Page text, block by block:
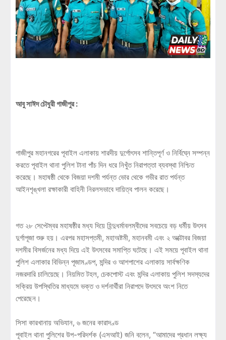
আবু সাঈদ চৌধুরী গাজীপুর :
গাজীপুর মহানগরের পূবাইল এলাকায় শারদীয় দুর্গোৎসব শান্তিপূর্ণ ও নির্বিঘ্নে সম্পন্ন
করতে পূবাইল থানা পুলিশ টানা পাঁচ দিন ধরে নিখুঁত নিরাপত্তা ব্যবস্থা নিশ্চিত
করেছে। মহাষষ্ঠী থেকে বিজয়া দশমী পর্যন্ত ভোর থেকে গভীর রাত পর্যন্ত
আইনশৃঙ্খলা রক্ষাকারী বাহিনী নিরলসভাবে দায়িত্ব পালন করেছে।
গত ২৮ সেপ্টেম্বর মহাষষ্ঠীর মধ্য দিয়ে হিন্দুধর্মাবলম্বীদের সবচেয়ে বড় ধর্মীয় উৎসব
দুর্গাপূজা শুরু হয়। এরপর মহাসপ্তমী, মহাঅষ্টমী, মহানবমী এবং ২ অক্টোবর বিজয়া
দশমীর বিসর্জনের মধ্য দিয়ে এই উৎসবের সমাপ্তি ঘটেছে। এই সময়ে পূবাইল থানা
পুলিশ এলাকার বিভিন্ন পূজামণ্ডপ, মন্দির ও আশপাশের এলাকায় সার্বক্ষণিক
নজরদারি চালিয়েছে। নিয়মিত টহল, চেকপোস্ট এবং মন্দির এলাকায় পুলিশ সদস্যদের
সক্রিয় উপস্থিতির মাধ্যমে ভক্ত ও দর্শনার্থীরা নিরাপদে উৎসবে অংশ নিতে
পেরেছেন।
সিসা কারখানায় অভিযান, ৬ জনের কারাদণ্ড
পূবাইল থানা পুলিশের উপ-পরিদর্শক (এসআই) জনি বলেন, “আমাদের প্রধান লক্ষ্য